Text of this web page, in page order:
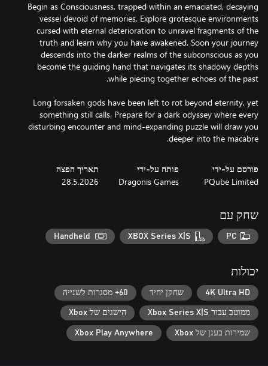
Begin as Consciousness, trapped within an emaciated, decaying
vessel devoid of memories. Explore grotesque environments
cursed with eternal deterioration to unravel fragments of the
truth and learn why you have awakened. Soon your journey
descends into the darker realms of the subconscious as you
become the guiding hand that navigates its shadowy depths
Long forsaken gods have been left to rot beyond eternity, yet
something still calls. Prepare for a dark odyssey where every
disturbing encounter and mind-expanding puzzle will draw you
deeper into the macabre.
פורסם על-ידי
PQube Limited
פותח על-ידי
Dragonis Games
תאריך הפצה
28.5.2026
שחק עם
PC
XBOX Series X|S
Handheld
יכולות
4K Ultra HD שחקן יחיד 60+ מסגרות לשנייה
ממוטב עבור Xbox Series X|S הישגים של Xbox
שמירות בענן של Xbox Xbox Play Anywhere